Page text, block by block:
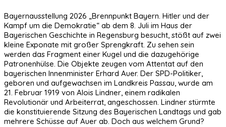
Bayernausstellung 2026 „Brennpunkt Bayern. Hitler und der
Kampf um die Demokratie“ ab dem 8. Juli im Haus der
Bayerischen Geschichte in Regensburg besucht, stößt auf zwei
kleine Exponate mit großer Sprengkraft. Zu sehen sein
werden das Fragment einer Kugel und die dazugehörige
Patronenhülse. Die Objekte zeugen vom Attentat auf den
bayerischen Innenminister Erhard Auer. Der SPD-Politiker,
geboren und aufgewachsen im Landkreis Passau, wurde am
21. Februar 1919 von Alois Lindner, einem radikalen
Revolutionär und Arbeiterrat, angeschossen. Lindner stürmte
die konstituierende Sitzung des Bayerischen Landtags und gab
mehrere Schüsse auf Auer ab. Doch aus welchem Grund?